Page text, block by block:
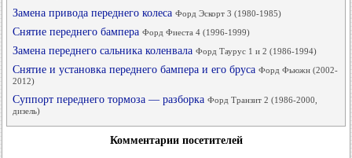
Замена привода переднего колеса Форд Эскорт 3 (1980-1985)
Снятие переднего бампера Форд Фиеста 4 (1996-1999)
Замена переднего сальника коленвала Форд Таурус 1 и 2 (1986-1994)
Снятие и установка переднего бампера и его бруса Форд Фьюжн (2002-
2012)
Суппорт переднего тормоза — разборка Форд Транзит 2 (1986-2000,
дизель)
Комментарии посетителей